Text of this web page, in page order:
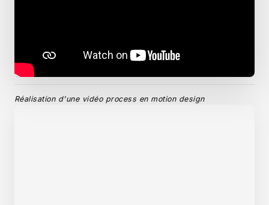
Réalisation d'une vidéo process en motion design